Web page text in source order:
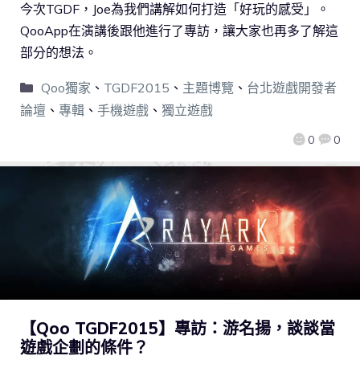
0 0
今次TGDF，Joe為我們講解如何打造「好玩的感受」。
QooApp在演講後跟他進行了專訪，讓大家也再多了解這
部分的想法。
Qoo獨家 、 TGDF2015 、 主題博覽 、 台北遊戲開發者
論壇 、 專輯 、 手機遊戲 、 獨立遊戲
【Qoo TGDF2015】專訪：游名揚，談談當
遊戲企劃的條件？